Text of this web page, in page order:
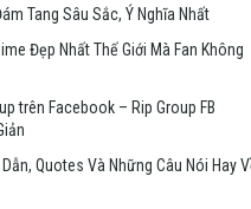
Tang Sâu Sắc, Ý Nghĩa Nhất
Đẹp Nhất Thế Giới Mà Fan Không
trên Facebook – Rip Group FB
Quotes Và Những Câu Nói Hay